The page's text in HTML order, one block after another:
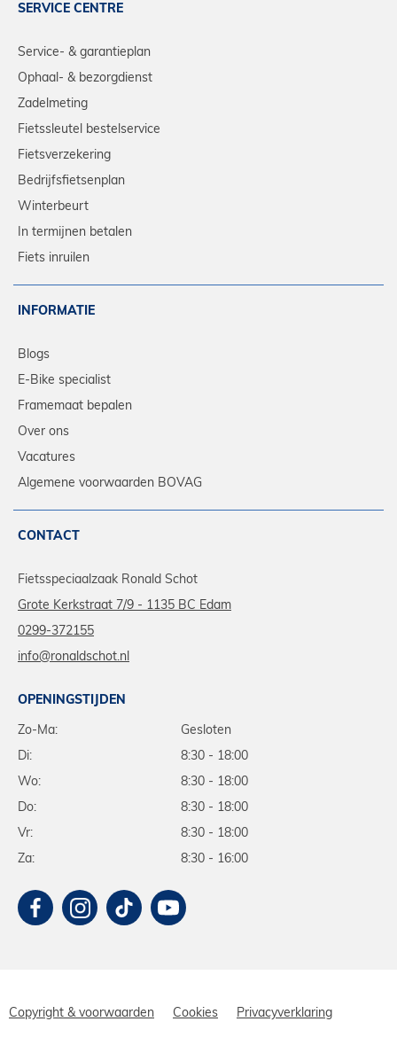
SERVICE CENTRE
Service- & garantieplan
Ophaal- & bezorgdienst
Zadelmeting
Fietssleutel bestelservice
Fietsverzekering
Bedrijfsfietsenplan
Winterbeurt
In termijnen betalen
Fiets inruilen
INFORMATIE
Blogs
E-Bike specialist
Framemaat bepalen
Over ons
Vacatures
Algemene voorwaarden BOVAG
CONTACT
Fietsspeciaalzaak Ronald Schot
Grote Kerkstraat 7/9 - 1135 BC Edam
0299-372155
info@ronaldschot.nl
OPENINGSTIJDEN
Zo-Ma:
Gesloten
Di:
8:30 - 18:00
Wo:
8:30 - 18:00
Do:
8:30 - 18:00
Vr:
8:30 - 18:00
Za:
8:30 - 16:00
Copyright & voorwaarden Cookies Privacyverklaring